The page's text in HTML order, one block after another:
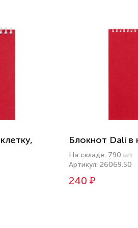
Блокнот Dali в
На складе: 790 шт
Артикул: 26069.50
240 ₽